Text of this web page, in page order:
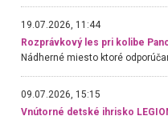
19.07.2026, 11:44
Rozprávkový les pri kolibe
09.07.2026, 15:15
Vnútorné detské ihrisko